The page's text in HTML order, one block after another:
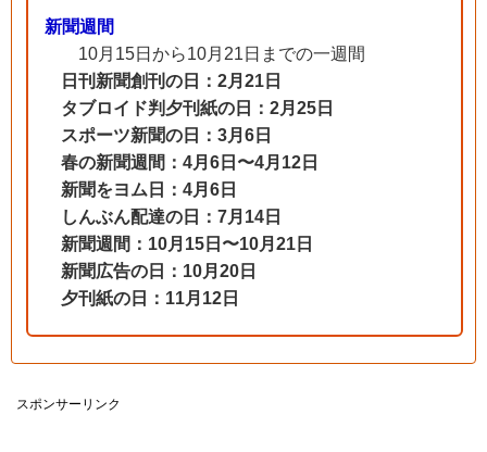
新聞週間
10月15日から10月21日までの一週間
日刊新聞創刊の日：2月21日
タブロイド判夕刊紙の日：2月25日
スポーツ新聞の日：3月6日
春の新聞週間：4月6日〜4月12日
新聞をヨム日：4月6日
しんぶん配達の日：7月14日
新聞週間：10月15日〜10月21日
新聞広告の日：10月20日
夕刊紙の日：11月12日
スポンサーリンク